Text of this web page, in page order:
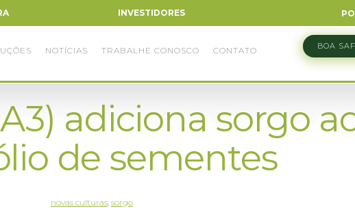
INVESTIDORES
NOTÍCIAS TRABALHE CONOSCO CONTATO BOA
adiciona sorgo
de sementes
novas culturas, sorgo